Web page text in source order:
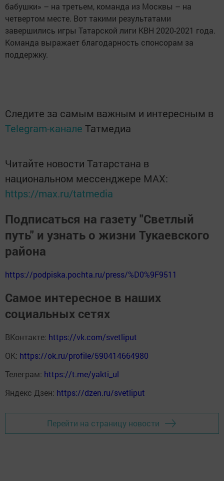
бабушки» – на третьем, команда из Москвы – на
четвертом месте. Вот такими результатами
завершились игры Татарской лиги КВН 2020-2021 года.
Команда выражает благодарность спонсорам за
поддержку.
Следите за самым важным и интересным в
Telegram-канале Татмедиа
Читайте новости Татарстана в
национальном мессенджере MАХ:
https://max.ru/tatmedia
Подписаться на газету "Светлый
путь" и узнать о жизни Тукаевского
района
https://podpiska.pochta.ru/press/%D0%9F9511
Самое интересное в наших
социальных сетях
ВКонтакте: https://vk.com/svetliput
ОК: https://ok.ru/profile/590414664980
Телеграм: https://t.me/yakti_ul
Яндекс Дзен: https://dzen.ru/svetliput
Перейти на страницу новости